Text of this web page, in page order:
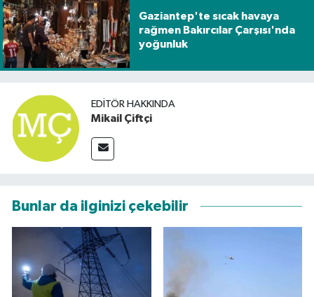
Gaziantep'te sıcak havaya
rağmen Bakırcılar Çarşısı'nda
yoğunluk
EDITÖR HAKKINDA
Mikail Çiftçi
Bunlar da ilginizi çekebilir